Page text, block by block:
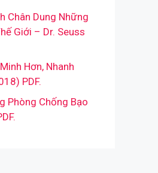
Chân Dung Những
Giới – Dr. Seuss
Hơn, Nhanh
PDF.
Phòng Chống Bạo